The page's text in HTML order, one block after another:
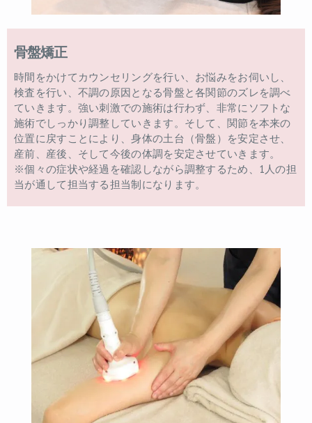
骨盤矯正
時間をかけてカウンセリングを行い、お悩みをお伺いし、
検査を行い、不調の原因となる骨盤と各関節のズレを調べ
ていきます。強い刺激での施術は行わず、非常にソフトな
施術でしっかり調整していきます。そして、関節を本来の
位置に戻すことにより、身体の土台（骨盤）を安定させ、
産前、産後、そして今後の体調を安定させていきます。
※個々の症状や経過を確認しながら調整するため、1人の担
当が通して担当する担当制になります。